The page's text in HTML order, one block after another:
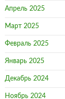
Апрель 2025
Март 2025
Февраль 2025
Январь 2025
Декабрь 2024
Ноябрь 2024